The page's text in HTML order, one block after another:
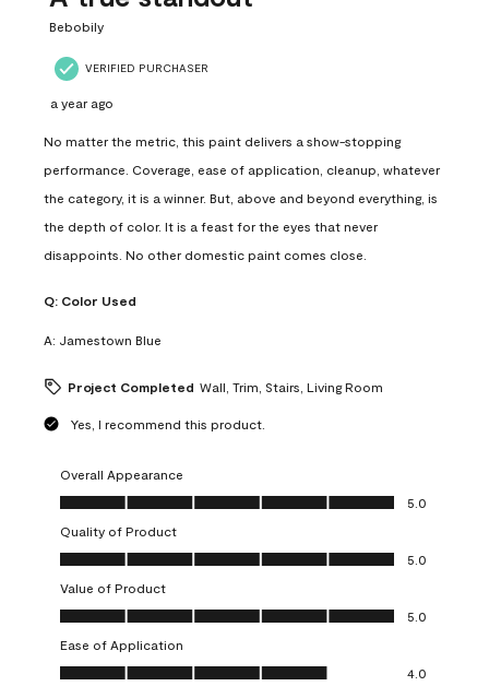
Bebobily
VERIFIED PURCHASER
a year ago
No matter the metric, this paint delivers a show-stopping
performance. Coverage, ease of application, cleanup, whatever
the category, it is a winner. But, above and beyond everything, is
the depth of color. It is a feast for the eyes that never
disappoints. No other domestic paint comes close.
Q: Color Used
A: Jamestown Blue
Project Completed Wall, Trim, Stairs, Living Room
Yes, I recommend this product.
Overall Appearance
Overall Appearance, 5.0 out of 5
5.0
Quality of Product
Quality of Product, 5.0 out of 5
5.0
Value of Product
Value of Product, 5.0 out of 5
5.0
Ease of Application
Ease of Application, 4.0 out of 5
4.0